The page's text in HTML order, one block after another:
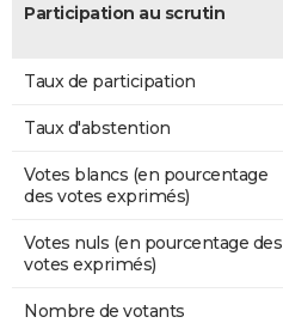
Participation au scrutin
Taux de participation
Taux d'abstention
Votes blancs (en pourcentage
des votes exprimés)
Votes nuls (en pourcentage des
votes exprimés)
Nombre de votants